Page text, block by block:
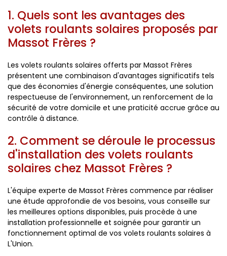
1. Quels sont les avantages des
volets roulants solaires proposés par
Massot Frères ?
Les volets roulants solaires offerts par Massot Frères
présentent une combinaison d'avantages significatifs tels
que des économies d'énergie conséquentes, une solution
respectueuse de l'environnement, un renforcement de la
sécurité de votre domicile et une praticité accrue grâce au
contrôle à distance.
2. Comment se déroule le processus
d'installation des volets roulants
solaires chez Massot Frères ?
L'équipe experte de Massot Frères commence par réaliser
une étude approfondie de vos besoins, vous conseille sur
les meilleures options disponibles, puis procède à une
installation professionnelle et soignée pour garantir un
fonctionnement optimal de vos volets roulants solaires à
L'Union.